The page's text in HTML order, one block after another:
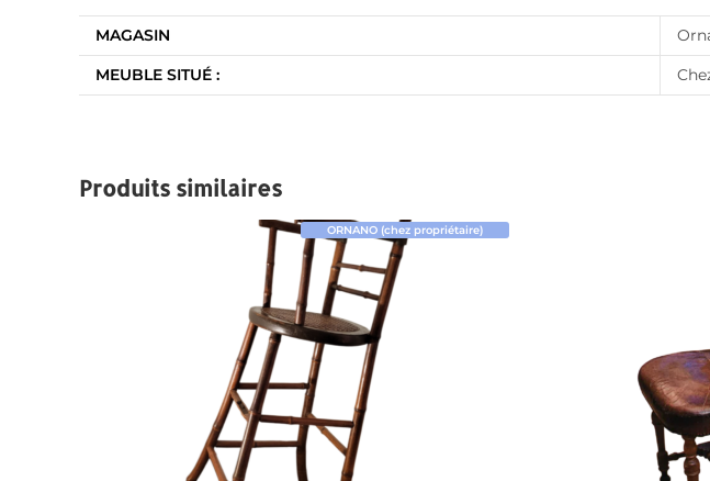
MAGASIN
MEUBLE SITUÉ :
Produits similaires
ORNANO (chez propriétaire)